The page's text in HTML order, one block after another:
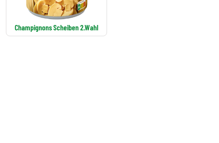
Champignons Scheiben 2.Wahl